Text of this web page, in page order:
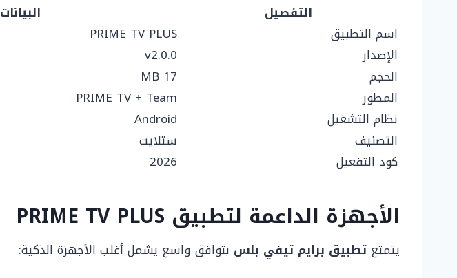
التفصيل
البيانات
اسم التطبيق
PRIME TV PLUS
الإصدار
v2.0.0
الحجم
17 MB
المطور
PRIME TV + Team
نظام التشغيل
Android
التصنيف
ستلايت
كود التفعيل
2026
الأجهزة الداعمة لتطبيق PRIME TV PLUS
يتمتعتطبيق برايم تيفي بلس بتوافق واسع يشمل أغلب الأجهزة الذكية: